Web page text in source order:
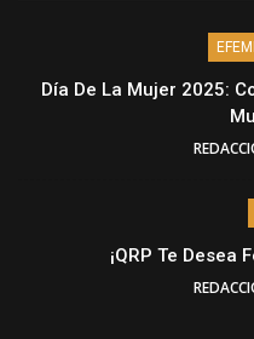
Día De La Mujer 2025:
¡QRP Te Desea